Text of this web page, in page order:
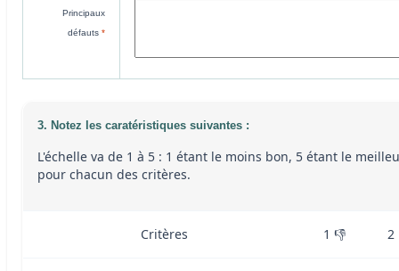
Principaux
défauts *
3. Notez les caratéristiques suivantes :
L'échelle va de 1 à 5 : 1 étant le moins bon, 5 étant le
pour chacun des critères.
Critères 1 👎 2